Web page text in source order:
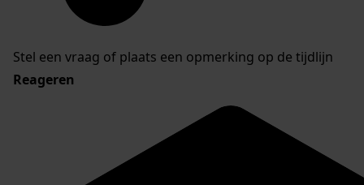
Stel een vraag of plaats een opmerking op de tijdlijn
Reageren